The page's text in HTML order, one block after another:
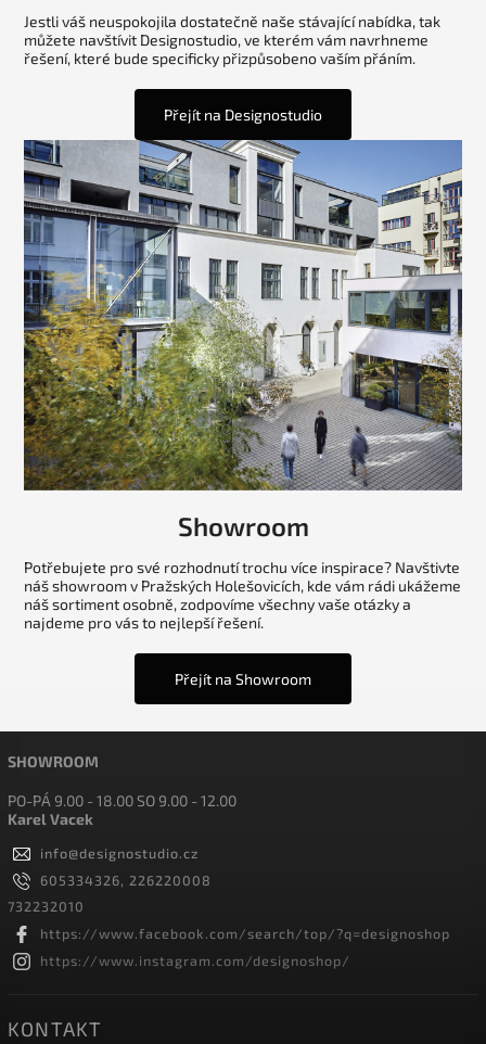
Jestli váš neuspokojila dostatečně naše stávající nabídka, tak
můžete navštívit Designostudio, ve kterém vám navrhneme
řešení, které bude specificky přizpůsobeno vaším přáním.
Přejít na Designostudio
Showroom
Potřebujete pro své rozhodnutí trochu více inspirace? Navštivte
náš showroom v Pražských Holešovicích, kde vám rádi ukážeme
náš sortiment osobně, zodpovíme všechny vaše otázky a
najdeme pro vás to nejlepší řešení.
Přejít na Showroom
SHOWROOM
PO-PÁ 9.00 - 18.00 SO 9.00 - 12.00
Karel Vacek
info@designostudio.cz
605334326, 226220008
732232010
https://www.facebook.com/search/top/?q=designoshop
https://www.instagram.com/designoshop/
KONTAKT